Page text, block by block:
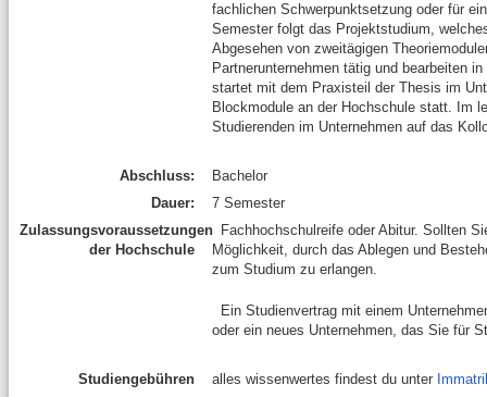
fachlichen Schwerpunktsetzung oder für
Semester folgt das Projektstudium,
Abgesehen von zweitägigen
Partnerunternehmen tätig und bearbeiten
startet mit dem Praxisteil der Thesis im
Blockmodule an der Hochschule statt. Im
Studierenden im Unternehmen auf das
Abschluss:
Bachelor
Dauer:
7 Semester
Zulassungsvoraussetzungen
der Hochschule
Fachhochschulreife oder Abitur. Sollten
Möglichkeit, durch das Ablegen und
zum Studium zu erlangen.
Ein Studienvertrag mit einem
oder ein neues Unternehmen, das Sie für
Studiengebühren alles wissenwertes findest du unter